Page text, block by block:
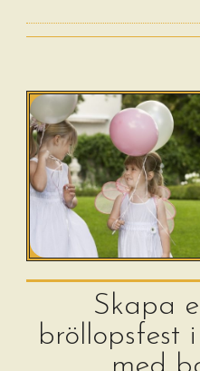
Skapa
bröllopsfest